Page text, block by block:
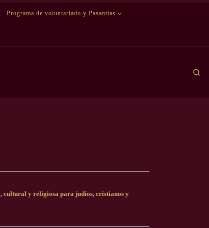
Programa de voluntariado y Pasantías
cultural y religiosa para judíos, cristianos y